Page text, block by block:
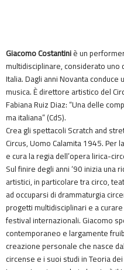
Giacomo Costantini è un
multidisciplinare, considerato
Italia. Dagli anni Novanta
musica. È direttore artistico del
Fabiana Ruiz Diaz: “Una delle
ma italiana” (CdS).
Crea gli spettacoli Scratch and
Circus, Uomo Calamita 1945. Per
e cura la regia dell’opera lirica-
Sul finire degli anni ‘90 inizia una
artistici, in particolare tra circo,
ad occuparsi di drammaturgia
progetti multidisciplinari e a
festival internazionali. Giacomo
contemporaneo e largamente
creazione personale che nasce
circense e i suoi studi in Teoria